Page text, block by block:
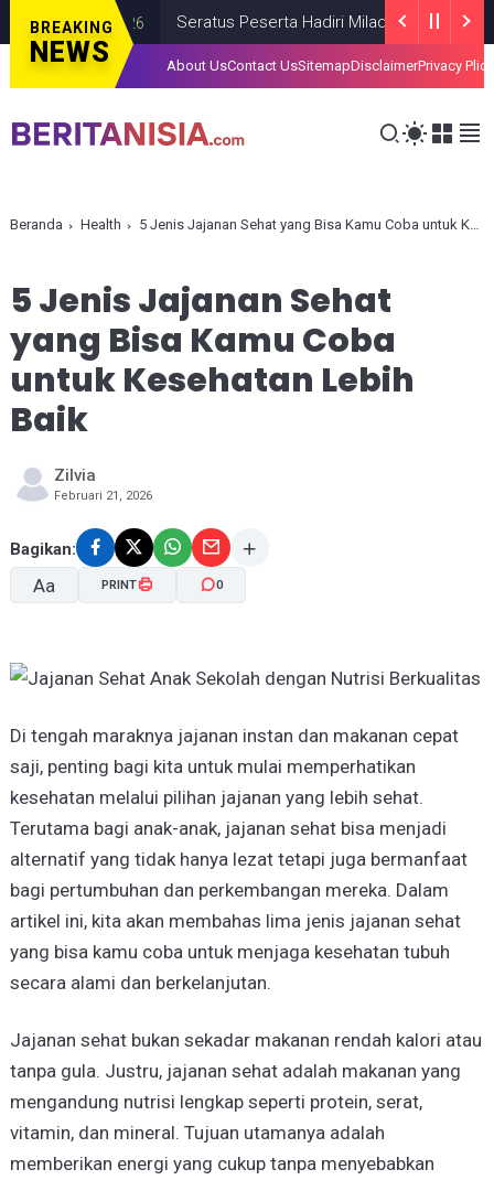
BREAKING
NEWS
Seratus Peserta Hadiri Milad ke-VI HIMMAH DIY
About UsContact UsSitemapDisclaimerPrivacy Plice
Beranda Health 5 Jenis Jajanan Sehat yang Bisa Kamu Coba untuk Kesehatan Lebih Baik
5 Jenis Jajanan Sehat
yang Bisa Kamu Coba
untuk Kesehatan Lebih
Baik
Zilvia
Februari 21, 2026
Bagikan:
Aa
A- A+
PRINT 0
Di tengah maraknya jajanan instan dan makanan cepat
saji, penting bagi kita untuk mulai memperhatikan
kesehatan melalui pilihan jajanan yang lebih sehat.
Terutama bagi anak-anak, jajanan sehat bisa menjadi
alternatif yang tidak hanya lezat tetapi juga bermanfaat
bagi pertumbuhan dan perkembangan mereka. Dalam
artikel ini, kita akan membahas lima jenis jajanan sehat
yang bisa kamu coba untuk menjaga kesehatan tubuh
secara alami dan berkelanjutan.
Jajanan sehat bukan sekadar makanan rendah kalori atau
tanpa gula. Justru, jajanan sehat adalah makanan yang
mengandung nutrisi lengkap seperti protein, serat,
vitamin, dan mineral. Tujuan utamanya adalah
memberikan energi yang cukup tanpa menyebabkan